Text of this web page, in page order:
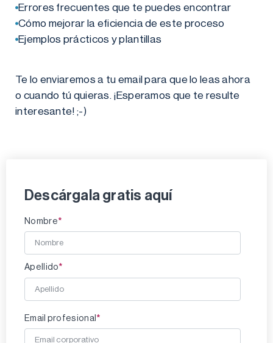
Errores frecuentes que te puedes encontrar
Cómo mejorar la eficiencia de este proceso
Ejemplos prácticos y plantillas
Te lo enviaremos a tu email para que lo leas ahora
o cuando tú quieras. ¡Esperamos que te resulte
interesante! ;-)
Descárgala gratis aquí
Nombre*
Apellido*
Email profesional*